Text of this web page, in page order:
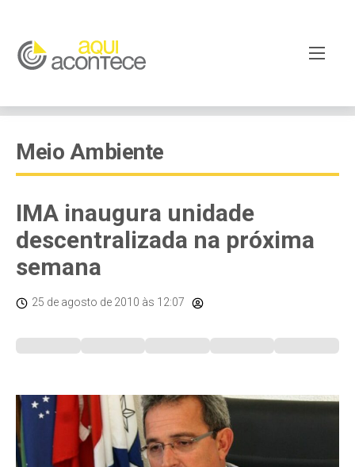
Meio Ambiente
IMA inaugura unidade
descentralizada na próxima
semana
25 de agosto de 2010 às 12:07